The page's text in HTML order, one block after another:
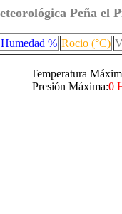
Peña el
Humedad % Rocio (°C)
Temperatura
Presión Máxima:0